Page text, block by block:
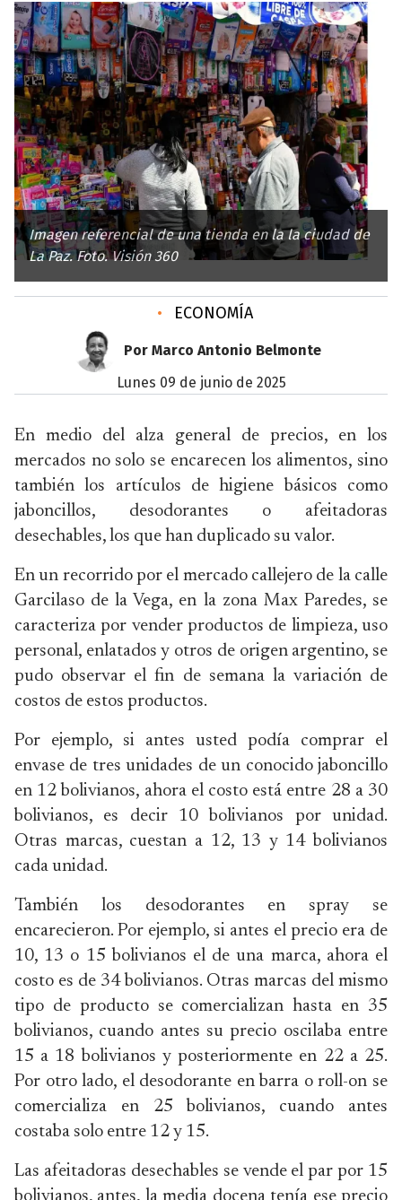
Imagen referencial de una tienda en la la ciudad de
La Paz. Foto. Visión 360
• ECONOMÍA
Por Marco Antonio Belmonte
lunes 09 de junio de 2025
En medio del alza general de precios, en los
mercados no solo se encarecen los alimentos, sino
también los artículos de higiene básicos como
jaboncillos, desodorantes o afeitadoras
desechables, los que han duplicado su valor.
En un recorrido por el mercado callejero de la calle
Garcilaso de la Vega, en la zona Max Paredes, se
caracteriza por vender productos de limpieza, uso
personal, enlatados y otros de origen argentino, se
pudo observar el fin de semana la variación de
costos de estos productos.
Por ejemplo, si antes usted podía comprar el
envase de tres unidades de un conocido jaboncillo
en 12 bolivianos, ahora el costo está entre 28 a 30
bolivianos, es decir 10 bolivianos por unidad.
Otras marcas, cuestan a 12, 13 y 14 bolivianos
cada unidad.
También los desodorantes en spray se
encarecieron. Por ejemplo, si antes el precio era de
10, 13 o 15 bolivianos el de una marca, ahora el
costo es de 34 bolivianos. Otras marcas del mismo
tipo de producto se comercializan hasta en 35
bolivianos, cuando antes su precio oscilaba entre
15 a 18 bolivianos y posteriormente en 22 a 25.
Por otro lado, el desodorante en barra o roll-on se
comercializa en 25 bolivianos, cuando antes
costaba solo entre 12 y 15.
Las afeitadoras desechables se vende el par por 15
bolivianos, antes, la media docena tenía ese precio